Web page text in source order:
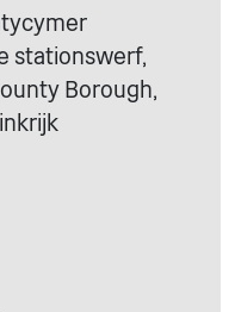
stationswerf,
Borough,